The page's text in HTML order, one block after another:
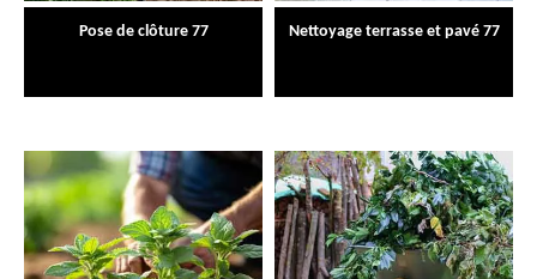
Pose de clôture 77 Nettoyage terrasse et pavé 77